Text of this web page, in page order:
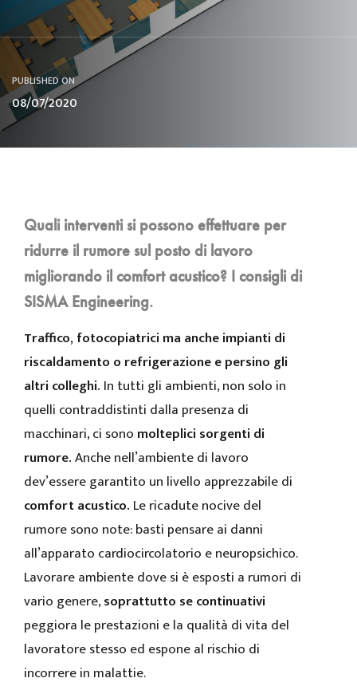
PUBLISHED ON
08/07/2020
Quali interventi si possono effettuare per
ridurre il rumore sul posto di lavoro
migliorando il comfort acustico? I consigli di
SISMA Engineering.
Traffico, fotocopiatrici ma anche impianti di
riscaldamento o refrigerazione e persino gli
altri colleghi. In tutti gli ambienti, non solo in
quelli contraddistinti dalla presenza di
macchinari, ci sono molteplici sorgenti di
rumore.Anche nell’ambiente di lavoro
dev’essere garantito un livello apprezzabile di
comfort acustico. Le ricadute nocive del
rumore sono note: basti pensare ai danni
all’apparato cardiocircolatorio e neuropsichico.
Lavorare ambiente dove si è esposti a rumori di
vario genere,soprattutto se continuativi
peggiora le prestazioni e la qualità di vita del
lavoratore stesso ed espone al rischio di
incorrere in malattie.